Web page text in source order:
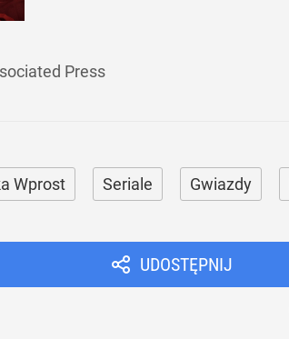
Press
Wprost Seriale Gwiazdy
UDOSTĘPNIJ